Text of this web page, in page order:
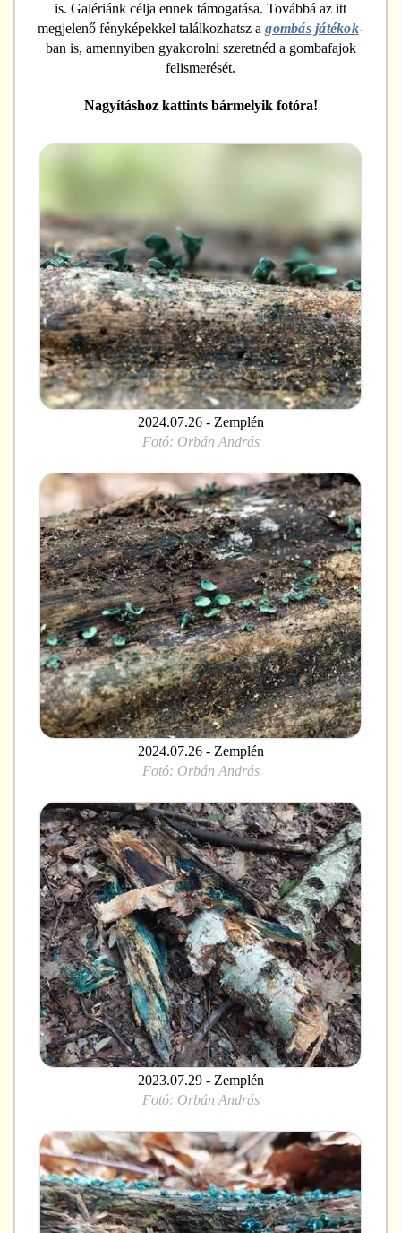
is. Galériánk célja ennek támogatása. Továbbá az itt
megjelenő fényképekkel találkozhatsz a gombás játékok-
ban is, amennyiben gyakorolni szeretnéd a gombafajok
felismerését.
Nagyításhoz kattints bármelyik fotóra!
2024.07.26 - Zemplén
Fotó: Orbán András
2024.07.26 - Zemplén
Fotó: Orbán András
2023.07.29 - Zemplén
Fotó: Orbán András